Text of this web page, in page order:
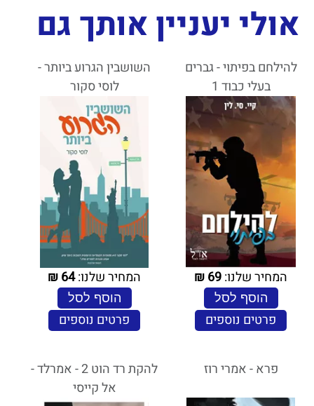
אולי יעניין אותך גם
להילחם בפיתוי - גברים
בעלי כבוד 1
המחיר שלנו:69
₪
הוסף לסל
פרטים נוספים
השושבין הגרוע ביותר -
לוסי סקור
המחיר שלנו:64
₪
הוסף לסל
פרטים נוספים
פרא - אמרי רוז
להקת רד הוט 2 - אמרלד -
אל קייסי